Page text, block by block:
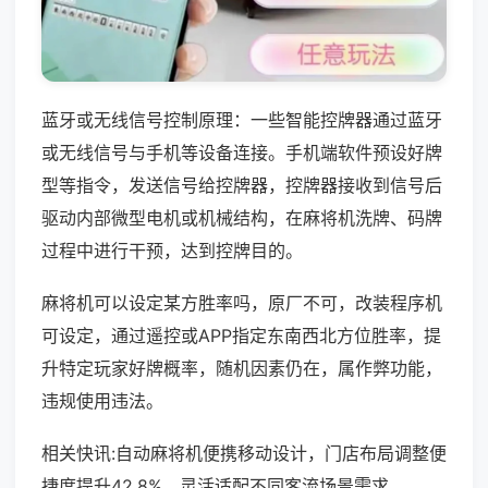
蓝牙或无线信号控制原理：一些智能控牌器通过蓝牙
或无线信号与手机等设备连接。手机端软件预设好牌
型等指令，发送信号给控牌器，控牌器接收到信号后
驱动内部微型电机或机械结构，在麻将机洗牌、码牌
过程中进行干预，达到控牌目的。
麻将机可以设定某方胜率吗，原厂不可，改装程序机
可设定，通过遥控或APP指定东南西北方位胜率，提
升特定玩家好牌概率，随机因素仍在，属作弊功能，
违规使用违法。
相关快讯:自动麻将机便携移动设计，门店布局调整便